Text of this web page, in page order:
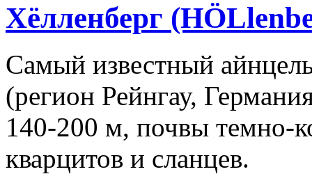
Хёлленберг
Самый известный
(регион Рейнгау,
140-200 м, почвы темно-
кварцитов и сланцев.